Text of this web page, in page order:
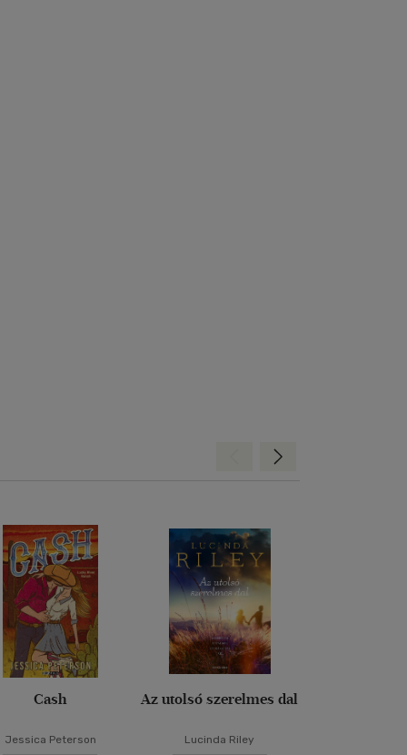
Cash
Jessica Peterson
Az utolsó szerelmes dal
Lucinda Riley
Előre